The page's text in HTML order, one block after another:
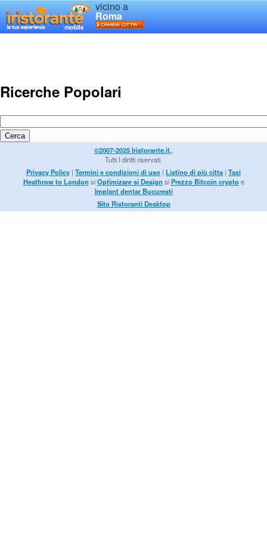
vicino a
Roma
Ricerche Popolari
©2007-2025 Iristorante.it..
Tutti I diritti riservati.
Privacy Policy | Termini e condizioni di uso | Listino di più citta | Taxi
Heathrow to London siOptimizare si Design siPrezzo Bitcoin cryptoe
Implant dentar Bucuresti
Sito Ristoranti Desktop